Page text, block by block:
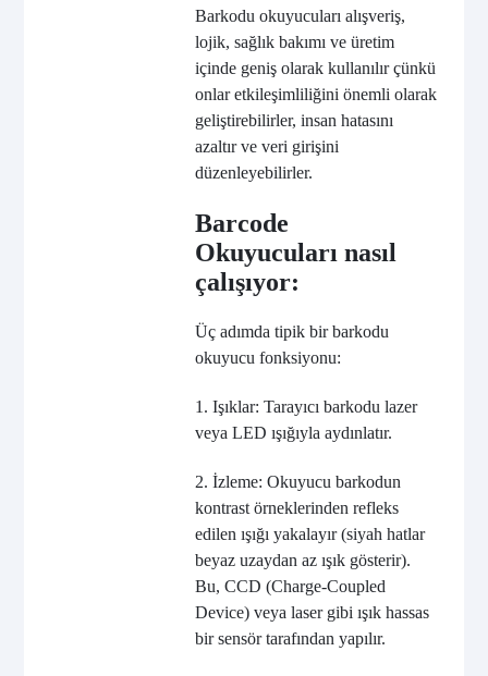
Barkodu okuyucuları alışveriş,
lojik, sağlık bakımı ve üretim
içinde geniş olarak kullanılır çünkü
onlar etkileşimliliğini önemli olarak
geliştirebilirler, insan hatasını
azaltır ve veri girişini
düzenleyebilirler.
Barcode
Okuyucuları nasıl
çalışıyor:
Üç adımda tipik bir barkodu
okuyucu fonksiyonu:
1. Işıklar: Tarayıcı barkodu lazer
veya LED ışığıyla aydınlatır.
2. İzleme: Okuyucu barkodun
kontrast örneklerinden refleks
edilen ışığı yakalayır (siyah hatlar
beyaz uzaydan az ışık gösterir).
Bu, CCD (Charge-Coupled
Device) veya laser gibi ışık hassas
bir sensör tarafından yapılır.